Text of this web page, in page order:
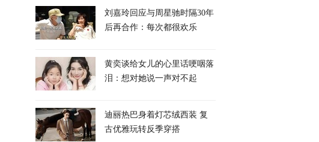
刘嘉玲回应与周星驰时隔30年
后再合作：每次都很欢乐
黄奕谈给女儿的心里话哽咽落
泪：想对她说一声对不起
迪丽热巴身着灯芯绒西装 复
古优雅玩转反季穿搭